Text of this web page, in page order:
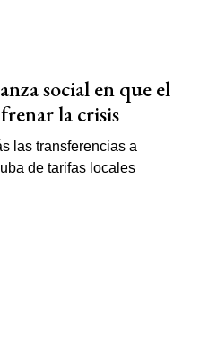
social en que el
la crisis